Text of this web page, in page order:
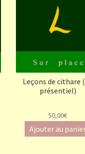
Leçons de cithare
présentiel)
50,00€
Ajouter au